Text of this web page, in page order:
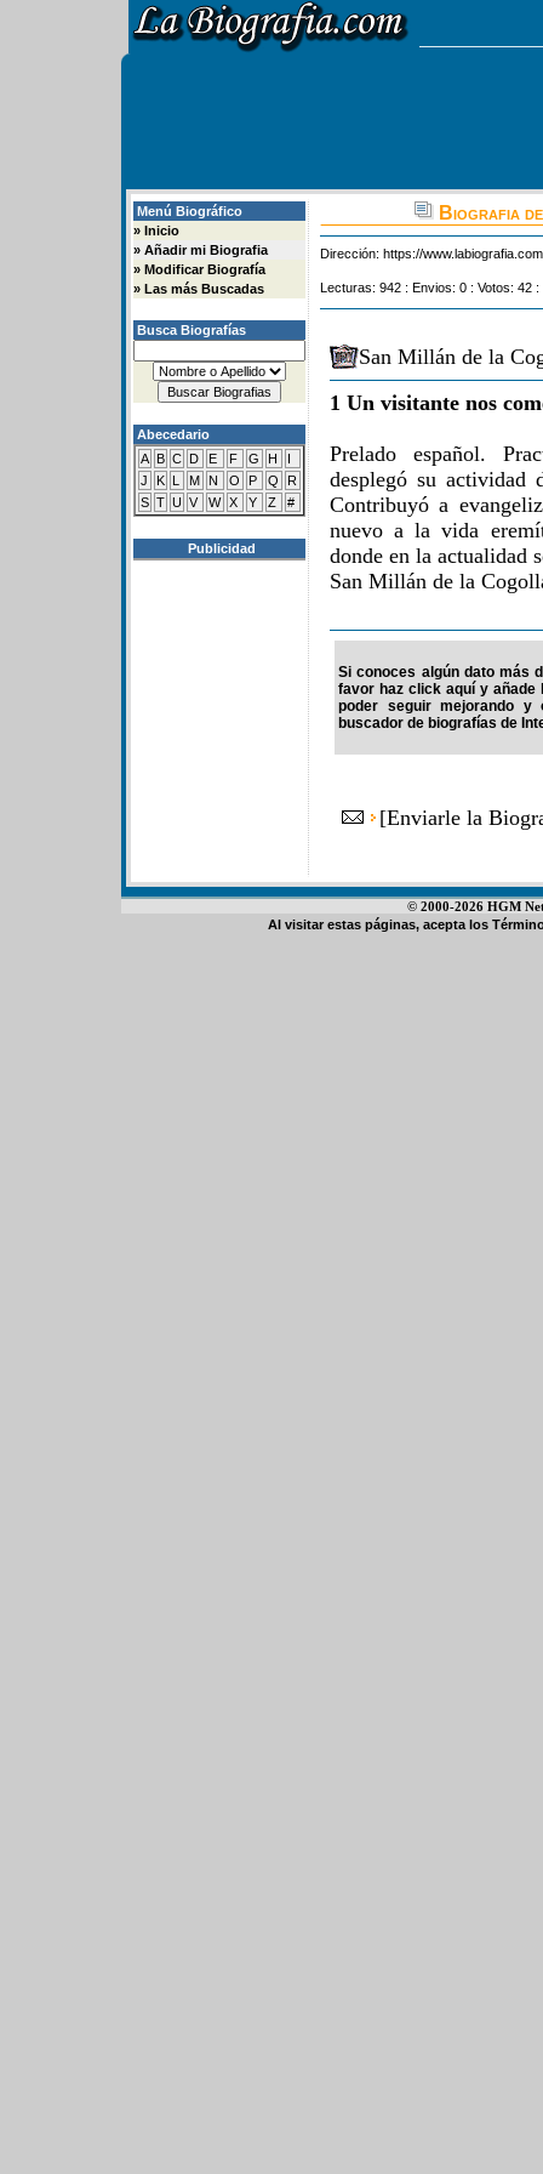
Menú Biográfico
» Inicio
» Añadir mi Biografia
» Modificar Biografía
» Las más Buscadas
Busca Biografías
Abecedario
A B C D E F G H
I
J
K L M N O P Q
R
S T U V W X Y Z #
Publicidad
Biografia
Dirección: https://
Lecturas: 942 : Envios: 0 : Votos: 42
San Millán de la
1 Un visitante nos
Prelado español.
desplegó su actividad
Contribuyó a
nuevo a la vida
donde en la actualidad
San Millán de la
Si conoces algún dato más
favor haz click aquí y
poder seguir mejorando y
buscador de biografías de
[Enviarle la
© 2000-2026 HGM
Al visitar estas páginas, acepta los